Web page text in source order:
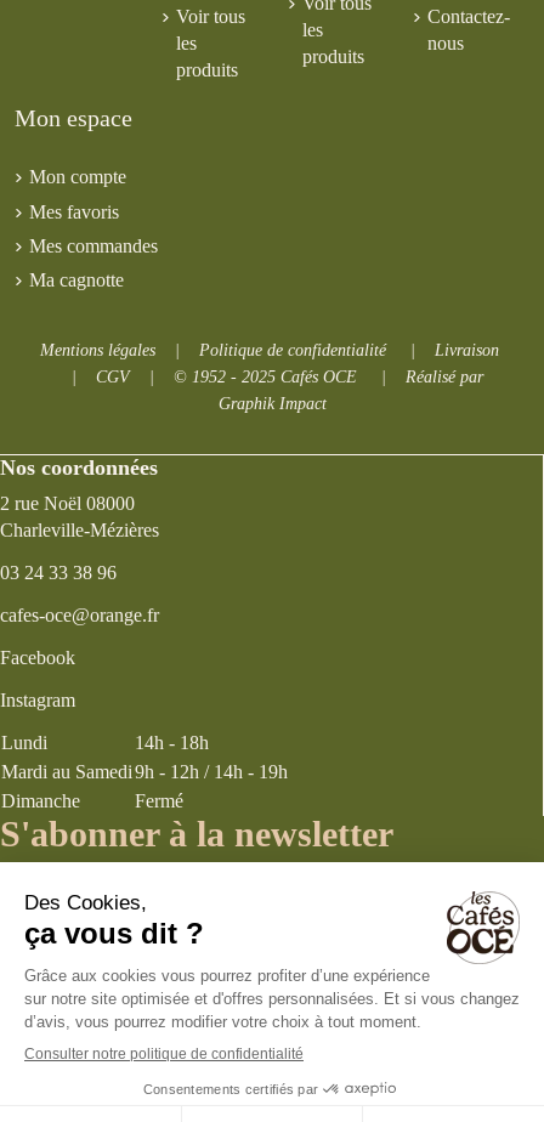
Voir tous
les
produits
les
produits
Contactez-
nous
Mon espace
Mon compte
Mes favoris
Mes commandes
Ma cagnotte
Mentions légales Politique de confidentialité| Livraison
CGV| © 1952 - 2025 Cafés OCE| Réalisé par
Graphik Impact
Nos coordonnées
2 rue Noël 08000
Charleville-Mézières
03 24 33 38 96
cafes-oce@orange.fr
Facebook
Instagram
Lundi
14h - 18h
Mardi au Samedi9h - 12h / 14h - 19h
Dimanche
Fermé
S'abonner à la newsletter
énoncés dans la page politique de
confidentialité concernant la collecte d’informations